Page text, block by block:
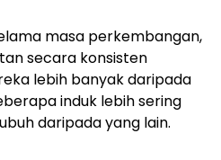
masa perkembangan,
secara konsisten
lebih banyak daripada
induk lebih sering
daripada yang lain.